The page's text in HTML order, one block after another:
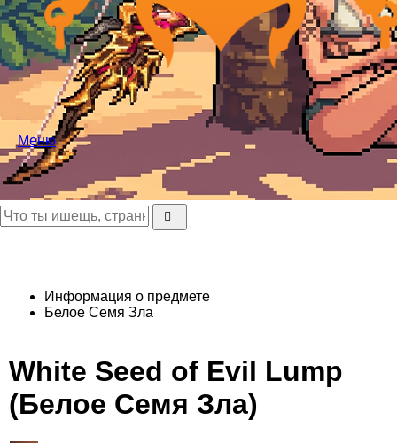
Меню
Информация о предмете
Белое Семя Зла
White Seed of Evil Lump
(Белое Семя Зла)